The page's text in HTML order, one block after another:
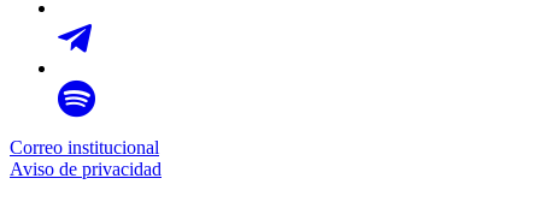
Correo institucional
Aviso de privacidad